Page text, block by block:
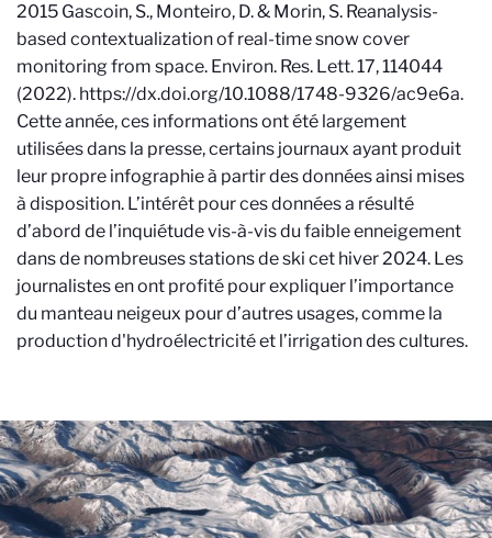
2015 Gascoin, S., Monteiro, D. & Morin, S. Reanalysis-
based contextualization of real-time snow cover
monitoring from space. Environ. Res. Lett. 17, 114044
(2022). https://dx.doi.org/10.1088/1748-9326/ac9e6a.
Cette année, ces informations ont été largement
utilisées dans la presse, certains journaux ayant produit
leur propre infographie à partir des données ainsi mises
à disposition. L’intérêt pour ces données a résulté
d’abord de l’inquiétude vis-à-vis du faible enneigement
dans de nombreuses stations de ski cet hiver 2024. Les
journalistes en ont profité pour expliquer l’importance
du manteau neigeux pour d’autres usages, comme la
production d'hydroélectricité et l’irrigation des cultures.